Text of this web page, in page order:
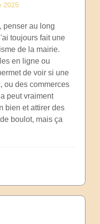
2025
penser au long
toujours fait une
de la mairie.
en ligne ou
de voir si une
ou des commerces
peut vraiment
bien et attirer des
boulot, mais ça